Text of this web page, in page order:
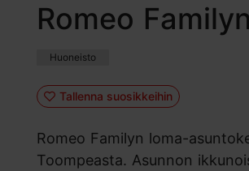
Romeo
Huoneisto
Tallenna suosikkeihin
Romeo Familyn loma-
Toompeasta. Asunnon